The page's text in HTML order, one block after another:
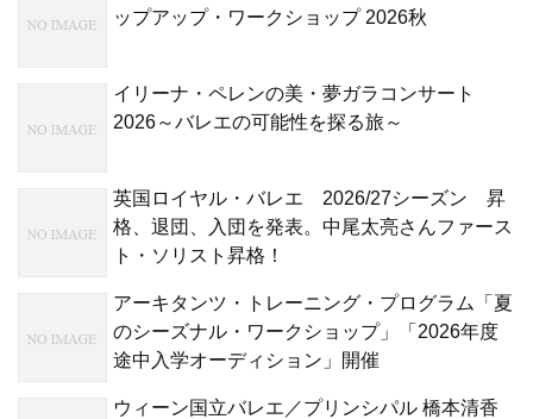
ップアップ・ワークショップ 2026秋
イリーナ・ペレンの美・夢ガラコンサート
2026～バレエの可能性を探る旅～
英国ロイヤル・バレエ 2026/27シーズン 昇
格、退団、入団を発表。中尾太亮さんファース
ト・ソリスト昇格！
アーキタンツ・トレーニング・プログラム「夏
のシーズナル・ワークショップ」「2026年度
途中入学オーディション」開催
ウィーン国立バレエ／プリンシパル 橋本清香